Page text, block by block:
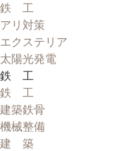
鉄 工
アリ対策
エクステリア
太陽光発電
鉄 工
鉄 工
建築鉄骨
機械整備
建 築